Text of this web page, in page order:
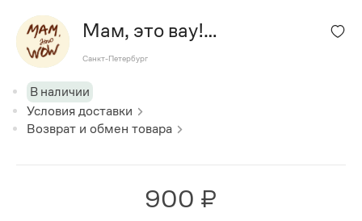
Мам, это вау!
(MOMITWOW)
Санкт-Петербург
В наличии
Условия доставки
Возврат и обмен товара
900 ₽